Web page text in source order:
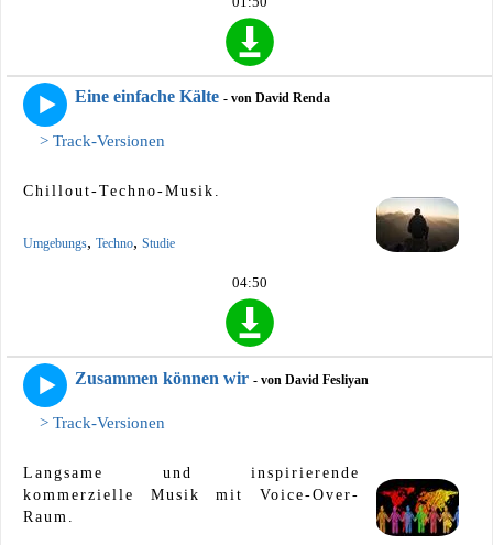
Eine einfache Kälte - von David Renda
> Track-Versionen
Chillout-Techno-Musik.
Umgebungs, Techno, Studie
04:50
Zusammen können wir - von David Fesliyan
> Track-Versionen
Langsame und inspirierende
kommerzielle Musik mit Voice-Over-
Raum.